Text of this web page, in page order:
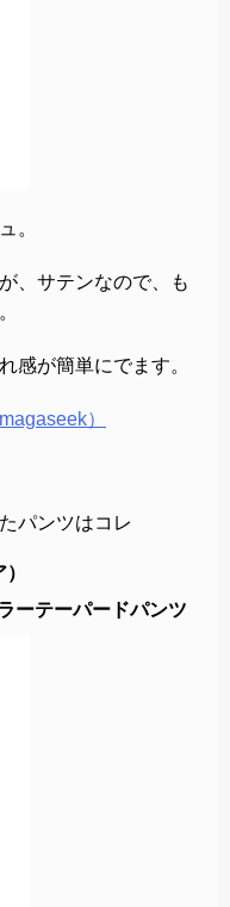
。
、サテンなので、も
感が簡単にでます。
）
パンツはコレ
テーパードパンツ